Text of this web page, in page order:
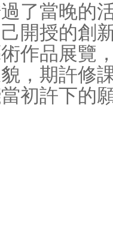
當晚的活
開授的創
作品展覽
，期許修
初許下的